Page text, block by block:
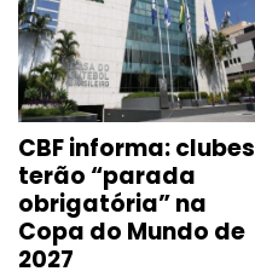
CBF informa: clubes
terão “parada
obrigatória” na
Copa do Mundo de
2027